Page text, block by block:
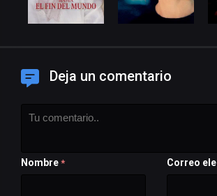
Deja un comentario
Nombre * Correo